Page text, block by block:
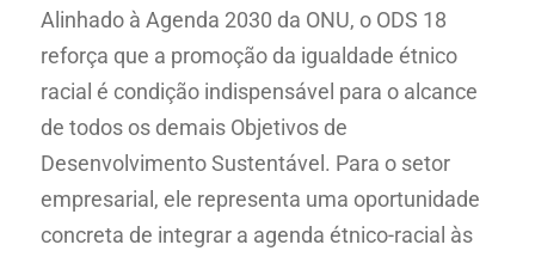
Alinhado à Agenda 2030 da ONU, o ODS 18
reforça que a promoção da igualdade étnico
racial é condição indispensável para o alcance
de todos os demais Objetivos de
Desenvolvimento Sustentável. Para o setor
empresarial, ele representa uma oportunidade
concreta de integrar a agenda étnico-racial às